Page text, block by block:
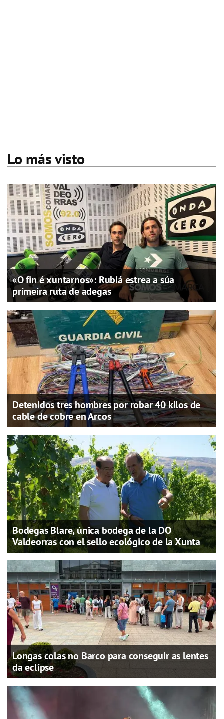
Lo más visto
«O fin é xuntarnos»: Rubiá estrea a súa
primeira ruta de adegas
Detenidos tres hombres por robar 40 kilos de
cable de cobre en Arcos
Bodegas Blare, única bodega de la DO
Valdeorras con el sello ecológico de la Xunta
Longas colas no Barco para conseguir as lentes
da eclipse